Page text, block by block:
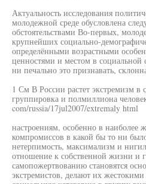
Актуальность исследования
молодежной среде обусловлена
обстоятельствами Во-первых,
крупнейших социально-
определёнными возрастными
ценностями и местом в социальной
ни печально это признавать,
1 См В России растет экстремизм в
группировка и полмиллиона
com/russia/17jul2007/extremaly html
настроениям, особенно в наиболее
компромиссов в какой бы то ни
нетерпимость, максимализм и
отношение к собственной жизни и
самопожертвованию становятся
экстремистов, делают их